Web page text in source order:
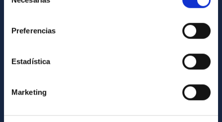
Preferencias
Estadística
Marketing
Contacto
Directorio de personal
INFORMACIÓN INSTITUCIONAL
Legislación